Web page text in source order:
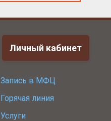
Личный кабинет
Запись в МФЦ
Горячая линия
Услуги